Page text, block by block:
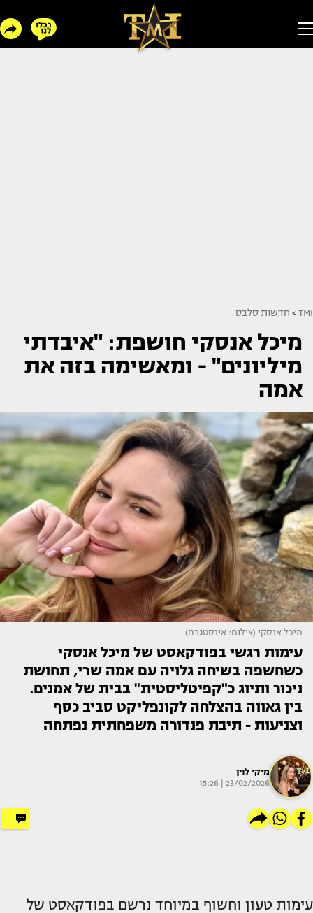
TMI
> חדשות סלבס
מיכל אנסקי חושפת: "איבדתי
מיליונים" - ומאשימה בזה את
אמה
מיכל אנסקי (צילום: אינסטגרם)
עימות רגשי בפודקאסט של מיכל אנסקי
כשחשפה בשיחה גלויה עם אמה שרי, תחושת
ניכור ותיוג כ"קפיטליסטית" בבית של אמנים.
בין גאווה בהצלחה לקונפליקט סביב כסף
וצניעות - תיבת פנדורה משפחתית נפתחה
מיקי לוין
23/02/2026 | 15:26
עימות טעון וחשוף במיוחד נרשם בפודקאסט של